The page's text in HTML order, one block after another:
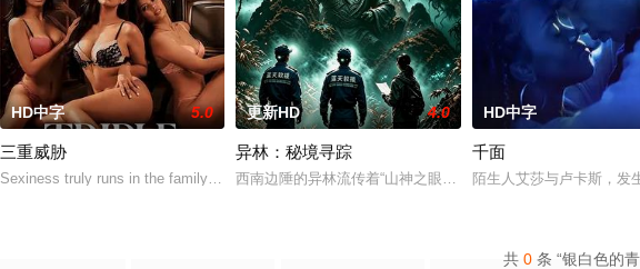
HD中字 5.0
三重威胁
Sexiness truly runs in the family. Get to know VMX A-listers a
更新HD 4.0
异林：秘境寻踪
西南边陲的异林流传着“山神之眼”的恐怖传说，生物系学生苏
HD中字
千面
陌生人艾莎与卢卡斯，发
共 0 条 “银白色的